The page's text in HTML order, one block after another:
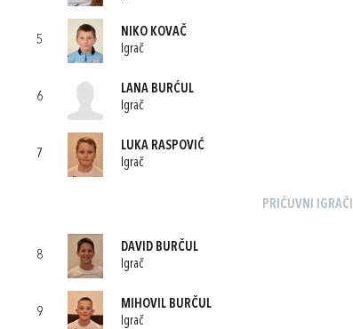
5
NIKO KOVAČ
Igrač
6
LANA BURĆUL
Igrač
7
LUKA RASPOVIĆ
Igrač
PRIČUVNI IGRAČI
8
DAVID BURČUL
Igrač
9
MIHOVIL BURČUL
Igrač